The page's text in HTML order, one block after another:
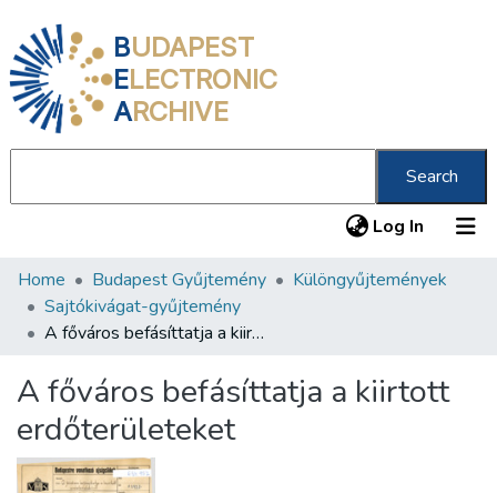
BUDAPEST
ELECTRONIC
ARCHIVE
Search
Log In (current)
Communities & Collections
All of DSpace
About us
Home Budapest Gyűjtemény
Különgyűjtemények
Sajtókivágat-gyűjtemény
A főváros befásíttatja a kiirtott erdőterületeket
A főváros befásíttatja a kiirtott
erdőterületeket